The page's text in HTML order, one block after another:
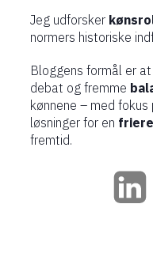
Jeg udforsker
normers historiske
Bloggens formål er
debat og fremme
kønnene – med
løsninger for en friere
fremtid.